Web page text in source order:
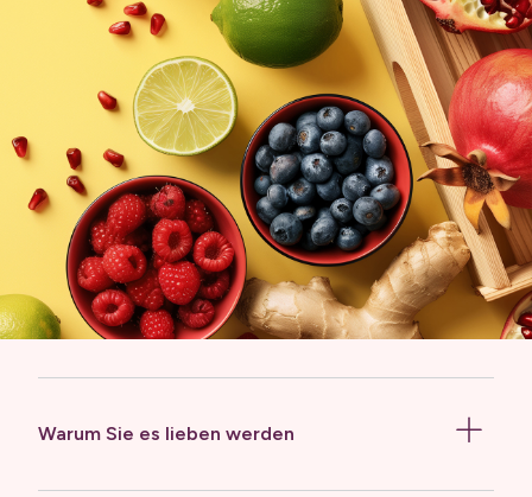
Warum Sie es lieben werden